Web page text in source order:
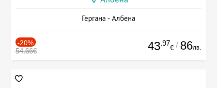
Гергана - Албена
-20%
54.66€ 43.97
€ / 86лв.